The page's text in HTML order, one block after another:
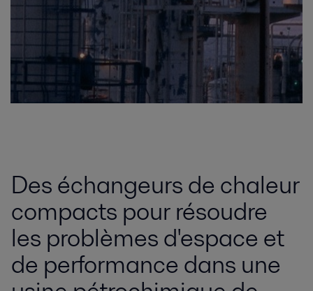
Des échangeurs de chaleur
compacts pour résoudre
les problèmes d'espace et
de performance dans une